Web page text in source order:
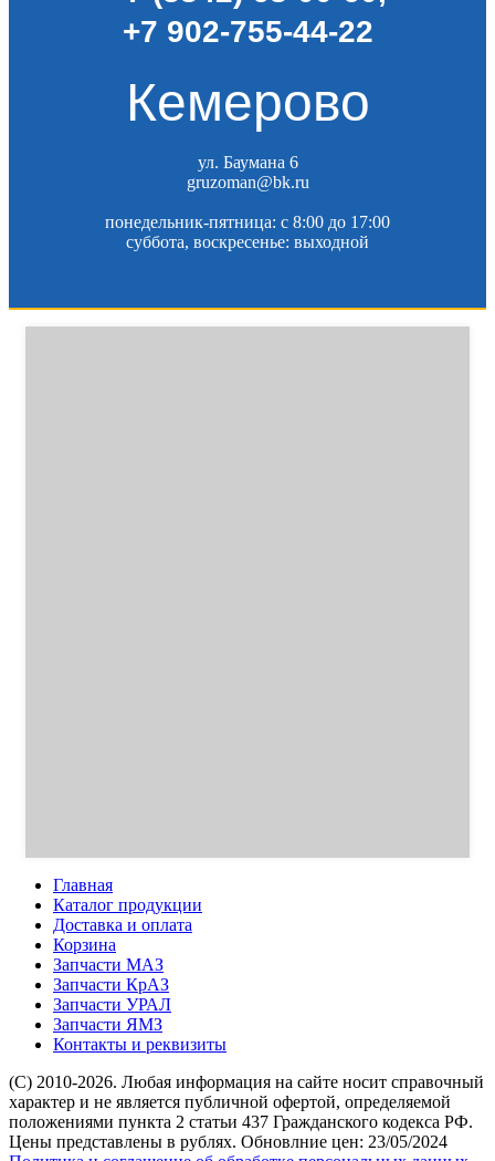
+7 902-755-44-22
Кемерово
ул. Баумана 6
gruzoman@bk.ru
понедельник-пятница: c 8:00 до 17:00
суббота, воскресенье: выходной
Главная
Каталог продукции
Доставка и оплата
Корзина
Запчасти МАЗ
Запчасти КрАЗ
Запчасти УРАЛ
Запчасти ЯМЗ
Контакты и реквизиты
(C) 2010-2026. Любая информация на сайте носит справочный
характер и не является публичной офертой, определяемой
положениями пункта 2 статьи 437 Гражданского кодекса РФ.
Цены представлены в рублях. Обновлние цен: 23/05/2024